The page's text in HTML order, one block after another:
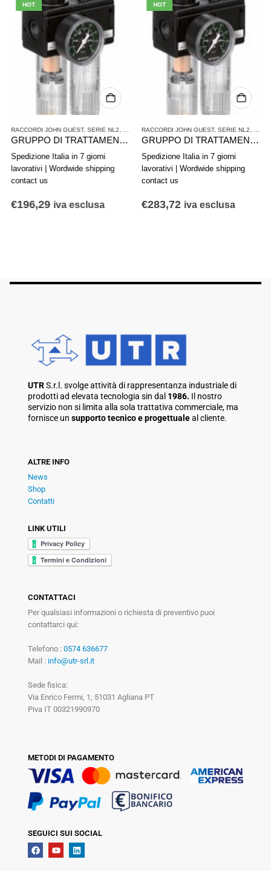
ARIA COMPRESSA
HOT
RACCORDI JOHN GUEST, SERIE NL2, TRATTAMENTO ARIA COMPRESSA
GRUPPO DI TRATTAMENTO ARIA IN 2 PARTI AVENTICS SERIE NL2-ACD 0821300432
Spedizione Italia in 7 giorni
lavorativi | Wordwide shipping
contact us
€196,29 iva esclusa
HOT
RACCORDI JOHN GUEST, SERIE NL2,
GRUPPO DI TRATTAMENTO ARIA IN 2 PARTI AVENTICS SERIE NL4-ACD 0821300502
Spedizione Italia in 7 giorni
lavorativi | Wordwide shipping
contact us
€283,72 iva esclusa
UTRS.r.l. svolge attività di rappresentanza industriale di
prodotti ad elevata tecnologia sin dal 1986. Il nostro
servizio non si limita alla sola trattativa commerciale, ma
fornisce un supporto tecnico e progettualeal cliente.
ALTRE INFO
News
Shop
Contatti
LINK UTILI
CONTATTACI
Per qualsiasi informazioni o richiesta di preventivo puoi
contattarci qui:
Telefono : 0574 636677
Mail : info@utr-srl.it
Sede fisica:
Via Enrico Fermi, 1, 51031 Agliana PT
Piva IT 00321990970
METODI DI PAGAMENTO
SEGUICI SUI SOCIAL